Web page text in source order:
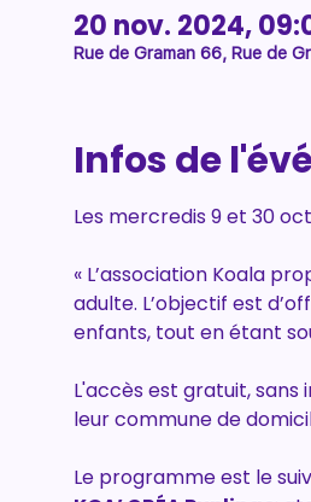
20 nov. 2024,
Rue de Graman 66, Rue de
Infos de
Les mercredis 9 et 30
« L’association Koala
adulte. L’objectif est
enfants, tout en étant
L'accès est gratuit,
leur commune de
Le programme est le